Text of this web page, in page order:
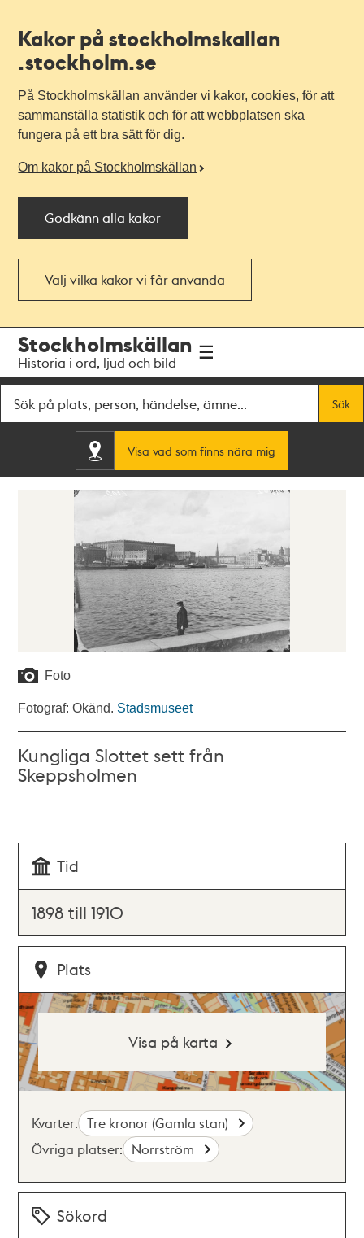
Kakor på stockholmskallan
.stockholm.se
På Stockholmskällan använder vi kakor, cookies, för att
sammanställa statistik och för att webbplatsen ska
fungera på ett bra sätt för dig.
Om kakor på Stockholmskällan
Godkänn alla kakor
Välj vilka kakor vi får använda
navigationen
huvudinnehållet
Stockholmskällan
Historia i ord, ljud och bild
Sök
Visa vad som finns nära mig
Foto
Fotograf: Okänd. Stadsmuseet
Kungliga Slottet sett från
Skeppsholmen
Tid
1898 till 1910
Plats
Visa på karta
Kvarter: Tre kronor (Gamla stan)
Övriga platser: Norrström
Sökord